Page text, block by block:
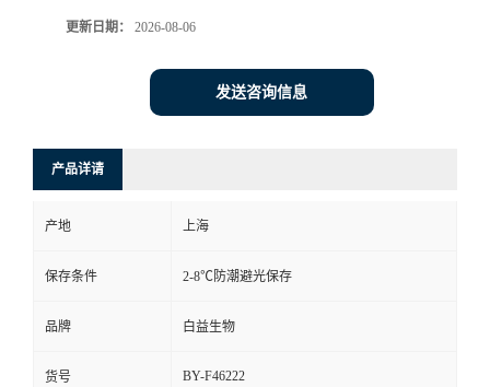
更新日期： 2026-08-06
发送咨询信息
产品详请
产地 上海
保存条件 2-8℃防潮避光保存
品牌 白益生物
货号 BY-F46222